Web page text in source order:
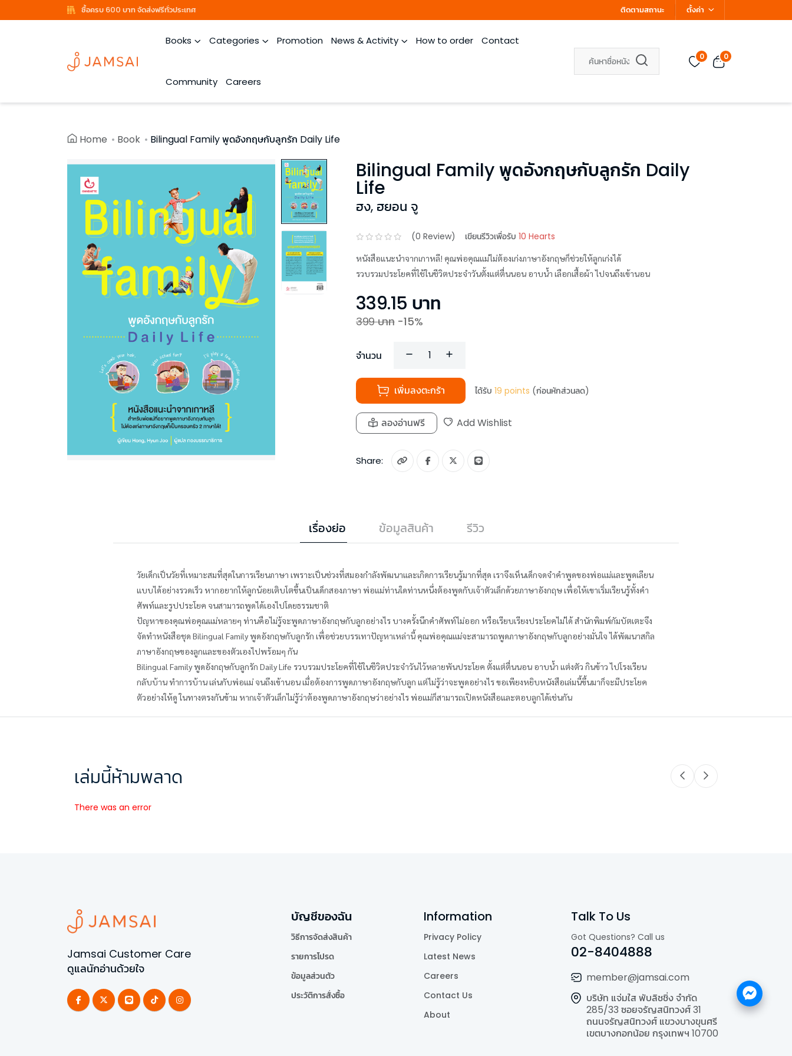
ซื้อครบ 600 บาท จัดส่งฟรีทั่วประเทศ ติดตามสถานะ ตั้งค่า
Books Categories Promotion News & Activity How to order Contact
Community Careers
0 0
Home Book Bilingual Family พูดอังกฤษกับลูกรัก Daily Life
Bilingual Family พูดอังกฤษกับลูกรัก Daily
Life
ฮง, ฮยอน จู
(0 Review) เขียนรีวิวเพื่อรับ 10 Hearts
หนังสือแนะนำจากเกาหลี! คุณพ่อคุณแม่ไม่ต้องเก่งภาษาอังกฤษก็ช่วยให้ลูกเก่งได้
รวบรวมประโยคที่ใช้ในชีวิตประจำวันตั้งแต่ตื่นนอน อาบน้ำ เลือกเสื้อผ้า ไปจนถึงเข้านอน
339.15 บาท
399บาท -15%
จำนวน
เพิ่มลงตะกร้า ได้รับ 19 points (ก่อนหักส่วนลด)
ลองอ่านฟรี Add Wishlist
Share:
เรื่องย่อ ข้อมูลสินค้า รีวิว
วัยเด็กเป็นวัยที่เหมาะสมที่สุดในการเรียนภาษา เพราะเป็นช่วงที่สมองกำลังพัฒนาและเกิดการเรียนรู้มากที่สุด เราจึงเห็นเด็กจดจำคำพูดของพ่อแม่และพูดเลียน
แบบได้อย่างรวดเร็ว หากอยากให้ลูกน้อยเติบโตขึ้นเป็นเด็กสองภาษา พ่อแม่ท่านใดท่านหนึ่งต้องพูดกับเจ้าตัวเล็กด้วยภาษาอังกฤษ เพื่อให้เขาเริ่มเรียนรู้ทั้งคำ
ศัพท์และรูปประโยค จนสามารถพูดได้เองไปโดยธรรมชาติ
ปัญหาของคุณพ่อคุณแม่หลายๆ ท่านคือไม่รู้จะพูดภาษาอังกฤษกับลูกอย่างไร บางครั้งนึกคำศัพท์ไม่ออก หรือเรียบเรียงประโยคไม่ได้ สำนักพิมพ์กัมบัตเตะจึง
จัดทำหนังสือชุด Bilingual Family พูดอังกฤษกับลูกรัก เพื่อช่วยบรรเทาปัญหาเหล่านี้ คุณพ่อคุณแม่จะสามารถพูดภาษาอังกฤษกับลูกอย่างมั่นใจ ได้พัฒนาสกิล
ภาษาอังกฤษของลูกและของตัวเองไปพร้อมๆ กัน
Bilingual Family พูดอังกฤษกับลูกรัก Daily Life รวบรวมประโยคที่ใช้ในชีวิตประจำวันไว้หลายพันประโยค ตั้งแต่ตื่นนอน อาบน้ำ แต่งตัว กินข้าว ไปโรงเรียน
กลับบ้าน ทำการบ้าน เล่นกับพ่อแม่ จนถึงเข้านอน เมื่อต้องการพูดภาษาอังกฤษกับลูก แต่ไม่รู้ว่าจะพูดอย่างไร ขอเพียงหยิบหนังสือเล่มนี้ขึ้นมาก็จะมีประโยค
ตัวอย่างให้ดู ในทางตรงกันข้าม หากเจ้าตัวเล็กไม่รู้ว่าต้องพูดภาษาอังกฤษว่าอย่างไร พ่อแม่ก็สามารถเปิดหนังสือและตอบลูกได้เช่นกัน
เล่มนี้ห้ามพลาด
There was an error
Jamsai Customer Care
ดูแลนักอ่านด้วยใจ
บัญชีของฉัน
วิธีการจัดส่งสินค้า
รายการโปรด
ข้อมูลส่วนตัว
ประวัติการสั่งซื้อ
Information
Privacy Policy
Latest News
Careers
Contact Us
About
Talk To Us
Got Questions? Call us
02-8404888
member@jamsai.com
บริษัท แจ่มใส พับลิชชิ่ง จำกัด
285/33 ซอยจรัญสนิทวงศ์ 31
ถนนจรัญสนิทวงศ์ แขวงบางขุนศรี
เขตบางกอกน้อย กรุงเทพฯ 10700